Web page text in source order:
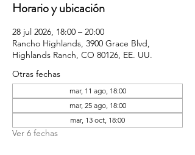
Horario y ubicación
28 jul 2026, 18:00 – 20:00
Rancho Highlands, 3900 Grace Blvd,
Highlands Ranch, CO 80126, EE. UU.
Otras fechas
mar, 11 ago, 18:00
mar, 25 ago, 18:00
mar, 13 oct, 18:00
Ver 6 fechas